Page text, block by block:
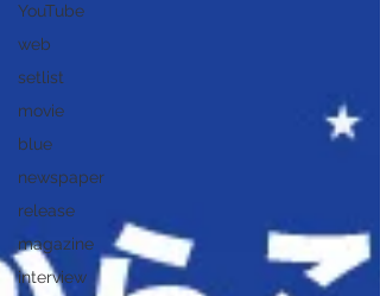
YouTube
web
setlist
movie
blue
newspaper
release
magazine
interview